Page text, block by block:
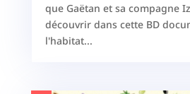
que Gaëtan et sa compagne
découvrir dans cette BD
l'habitat...